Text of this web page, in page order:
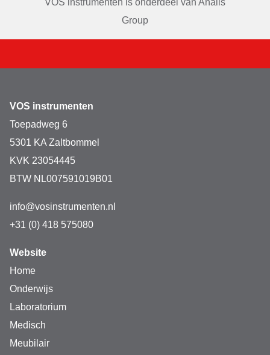
Group
VOS instrumenten
Toepadweg 6
5301 KA Zaltbommel
KVK 23054445
BTW NL007591019B01
info@vosinstrumenten.nl
+31 (0) 418 575080
Website
Home
Onderwijs
Laboratorium
Medisch
Meubilair